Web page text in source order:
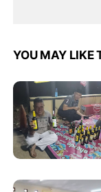
YOU MAY LIKE